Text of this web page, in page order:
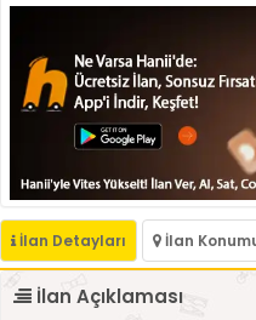
İlan Detayları İlan
İlan Açıklaması